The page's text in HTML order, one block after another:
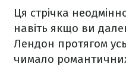
Ця стрічка
навіть якщо ви
Лендон протягом
чимало